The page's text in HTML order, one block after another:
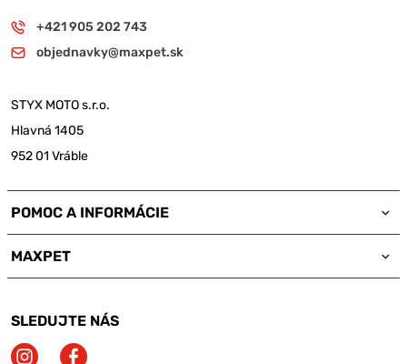
+421 905 202 743
objednavky@maxpet.sk
STYX MOTO s.r.o.
Hlavná 1405
952 01 Vráble
POMOC A INFORMÁCIE
MAXPET
SLEDUJTE NÁS